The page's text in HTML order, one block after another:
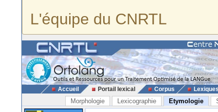
L'équipe du CNRTL
Accueil Portail lexical Corpus
Morphologie Lexicographie Etymologie